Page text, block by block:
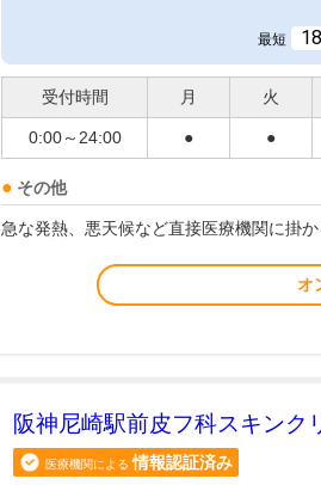
最短 18
受付時間 月 火
0:00～24:00 ● ●
その他
急な発熱、悪天候など直接医療機関に掛
オ
阪神尼崎駅前皮フ科スキンク
医療機関による 情報認証済み